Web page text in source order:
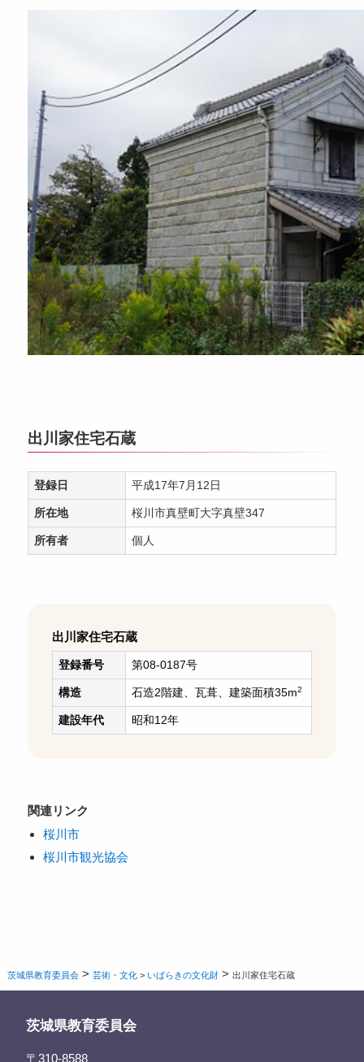
出川家住宅石蔵
登録日 平成17年7月12日
所在地 桜川市真壁町大字真壁347
所有者 個人
出川家住宅石蔵
登録番号 第08-0187号
構造 石造2階建、瓦葺、建築面積35m2
建設年代 昭和12年
関連リンク
桜川市
桜川市観光協会
茨城県教育委員会 >芸術・文化 > いばらきの文化財 >出川家住宅石蔵
茨城県教育委員会
〒310-8588